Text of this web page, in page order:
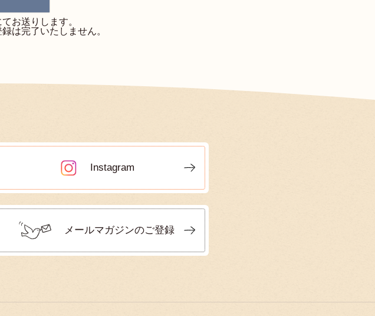
お送りします。
は完了いたしません。
Instagram
メールマガジンのご登録